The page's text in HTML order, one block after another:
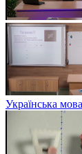
Українська